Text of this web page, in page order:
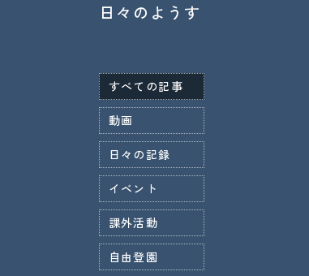
日々のようす
すべての記事
動画
日々の記録
イベント
課外活動
自由登園